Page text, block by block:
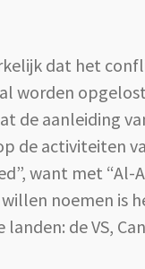
dat het
worden
de aanleiding
de activiteiten
want met “Al-
noemen is
de VS,